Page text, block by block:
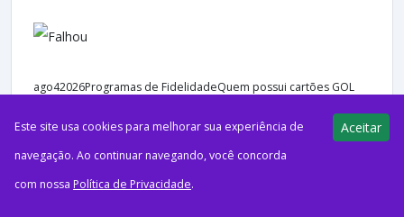
ago42026Programas de FidelidadeQuem possui cartões GOL
Smiles deve ficar atento: os benefícios serão alterados em
setembro, com ganhos para o Infinite e redução de vantagens...
Este site usa cookies para melhorar sua experiência de
navegação. Ao continuar navegando, você concorda
com nossa Política de Privacidade.
Aceitar